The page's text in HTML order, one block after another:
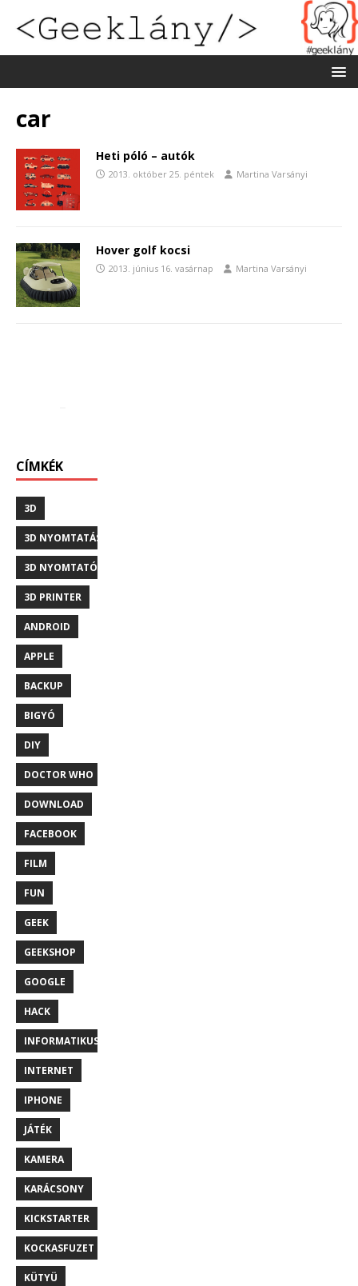
car
Heti póló – autók
2013. október 25. péntek Martina Varsányi
Hover golf kocsi
2013. június 16. vasárnap Martina Varsányi
CÍMKÉK
3D
3D NYOMTATÁS
3D NYOMTATÓ
3D PRINTER
ANDROID
APPLE
BACKUP
BIGYÓ
DIY
DOCTOR WHO
DOWNLOAD
FACEBOOK
FILM
FUN
GEEK
GEEKSHOP
GOOGLE
HACK
INFORMATIKUS
INTERNET
IPHONE
JÁTÉK
KAMERA
KARÁCSONY
KICKSTARTER
KOCKASFUZET
KÜTYÜ